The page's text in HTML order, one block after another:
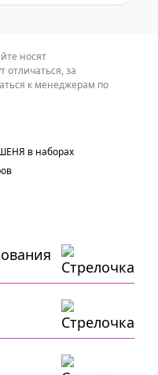
носят
отличаться, за
к менеджерам по
в наборах